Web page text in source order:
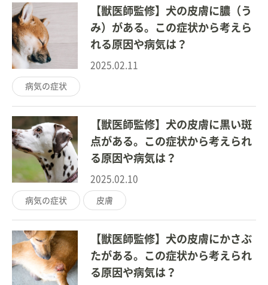
【獣医師監修】犬の皮膚に膿（う
み）がある。この症状から考えら
れる原因や病気は？
2025.02.11
病気の症状
【獣医師監修】犬の皮膚に黒い斑
点がある。この症状から考えられ
る原因や病気は？
2025.02.10
病気の症状 皮膚
【獣医師監修】犬の皮膚にかさぶ
たがある。この症状から考えられ
る原因や病気は？